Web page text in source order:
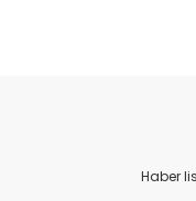
Ürün resmi kalitesiz,
Ürün açıklamasında
Haber